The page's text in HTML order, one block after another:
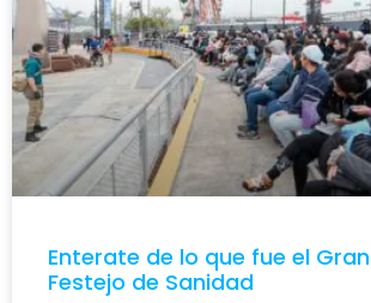
Enterate de lo que fue el Gran
Festejo de Sanidad